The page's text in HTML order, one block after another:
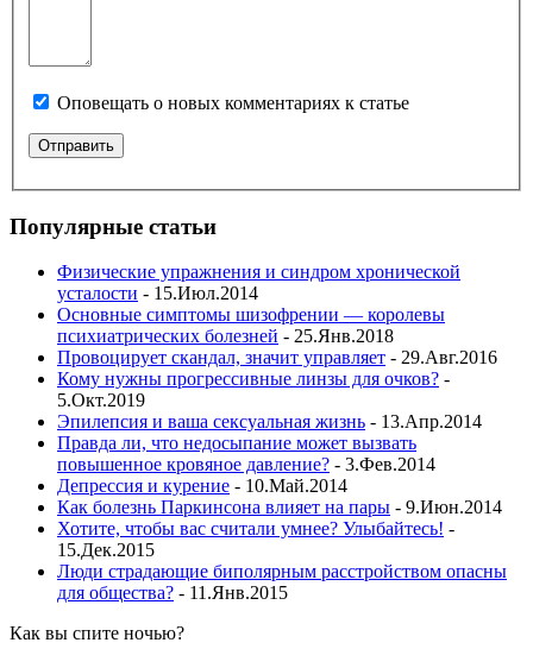
Оповещать о новых комментариях к статье
Популярные статьи
Физические упражнения и синдром хронической
усталости - 15.Июл.2014
Основные симптомы шизофрении — королевы
психиатрических болезней - 25.Янв.2018
Провоцирует скандал, значит управляет - 29.Авг.2016
Кому нужны прогрессивные линзы для очков? -
5.Окт.2019
Эпилепсия и ваша сексуальная жизнь - 13.Апр.2014
Правда ли, что недосыпание может вызвать
повышенное кровяное давление? - 3.Фев.2014
Депрессия и курение - 10.Май.2014
Как болезнь Паркинсона влияет на пары - 9.Июн.2014
Хотите, чтобы вас считали умнее? Улыбайтесь! -
15.Дек.2015
Люди страдающие биполярным расстройством опасны
для общества? - 11.Янв.2015
Как вы спите ночью?